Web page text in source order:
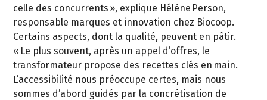
celle des concurrents », explique Hélène Person,
responsable marques et innovation chez Biocoop.
Certains aspects, dont la qualité, peuvent en pâtir.
« Le plus souvent, après un appel d’offres, le
transformateur propose des recettes clés en main.
L’accessibilité nous préoccupe certes, mais nous
sommes d’abord guidés par la concrétisation de